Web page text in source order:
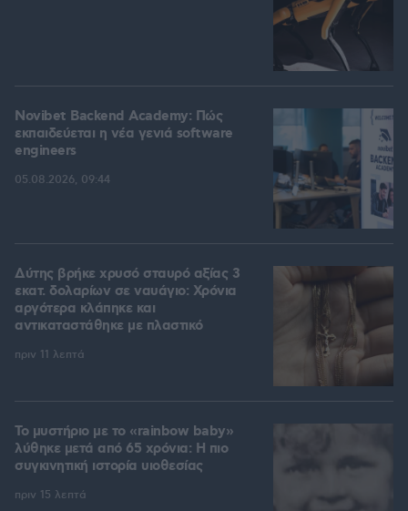
Novibet Backend Academy: Πώς
εκπαιδεύεται η νέα γενιά software
engineers
05.08.2026, 09:44
Δύτης βρήκε χρυσό σταυρό αξίας 3
εκατ. δολαρίων σε ναυάγιο: Χρόνια
αργότερα κλάπηκε και
αντικαταστάθηκε με πλαστικό
πριν 11 λεπτά
Το μυστήριο με το «rainbow baby»
λύθηκε μετά από 65 χρόνια: Η πιο
συγκινητική ιστορία υιοθεσίας
πριν 15 λεπτά